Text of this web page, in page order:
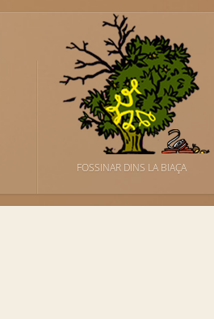
FOSSINAR DINS LA BIAÇA